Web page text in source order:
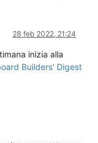
28 feb 2022, 21:24
inizia alla
Builders' Digest